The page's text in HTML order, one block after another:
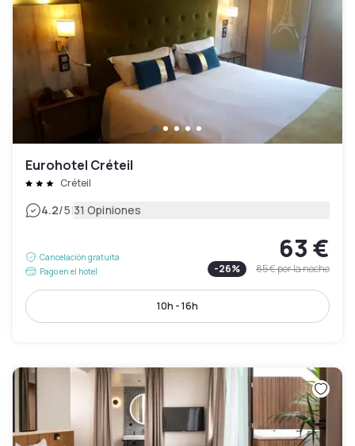
Eurohotel Créteil
Créteil
4.2/5|31 Opiniones
Cancelación gratuita
Pago en el hotel
63 €
-26% 85 €por la noche
10h - 16h